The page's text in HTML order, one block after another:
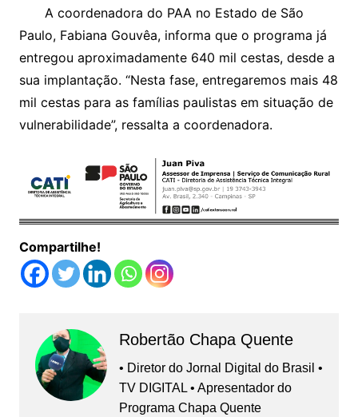
A coordenadora do PAA no Estado de São
Paulo, Fabiana Gouvêa, informa que o programa já
entregou aproximadamente 640 mil cestas, desde a
sua implantação. “Nesta fase, entregaremos mais 48
mil cestas para as famílias paulistas em situação de
vulnerabilidade”, ressalta a coordenadora.
Compartilhe!
Robertão Chapa Quente
• Diretor do Jornal Digital do Brasil •
TV DIGITAL • Apresentador do
Programa Chapa Quente